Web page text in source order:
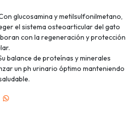
Con glucosamina y metilsulfonilmetano,
el sistema osteoarticular del gato
con la regeneración y protección
Su balance de proteínas y minerales
un ph urinario óptimo manteniendo